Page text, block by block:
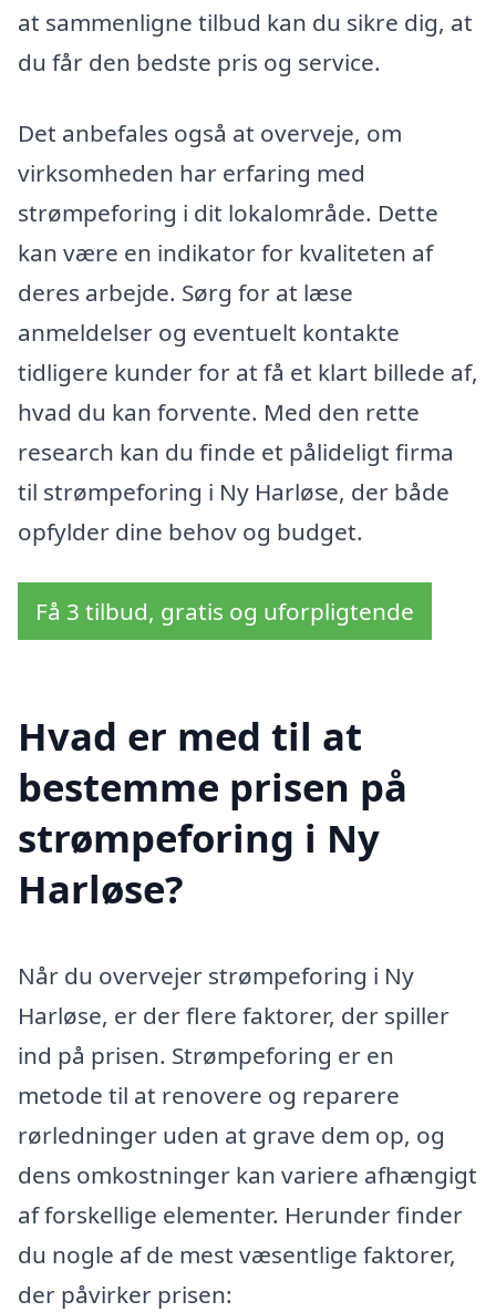
at sammenligne tilbud kan du sikre dig, at
du får den bedste pris og service.
Det anbefales også at overveje, om
virksomheden har erfaring med
strømpeforing i dit lokalområde. Dette
kan være en indikator for kvaliteten af
deres arbejde. Sørg for at læse
anmeldelser og eventuelt kontakte
tidligere kunder for at få et klart billede af,
hvad du kan forvente. Med den rette
research kan du finde et pålideligt firma
til strømpeforing i Ny Harløse, der både
opfylder dine behov og budget.
Få 3 tilbud, gratis og uforpligtende
Hvad er med til at
bestemme prisen på
strømpeforing i Ny
Harløse?
Når du overvejer strømpeforing i Ny
Harløse, er der flere faktorer, der spiller
ind på prisen. Strømpeforing er en
metode til at renovere og reparere
rørledninger uden at grave dem op, og
dens omkostninger kan variere afhængigt
af forskellige elementer. Herunder finder
du nogle af de mest væsentlige faktorer,
der påvirker prisen: